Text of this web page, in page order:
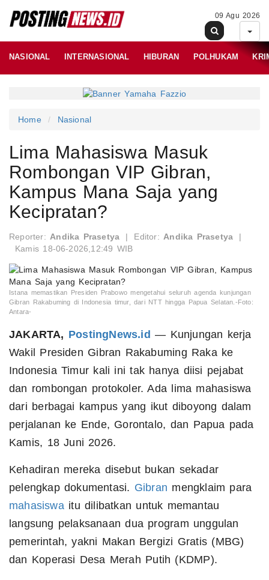
09 Agu 2026
NASIONAL INTERNASIONAL HIBURAN POLHUKAM
Home Nasional
Lima Mahasiswa Masuk
Rombongan VIP Gibran,
Kampus Mana Saja yang
Kecipratan?
Reporter:Andika Prasetya | Editor:Andika Prasetya
|
Kamis 18-06-2026,12:49 WIB
Istana memastikan Presiden Prabowo mengetahui seluruh agenda kunjungan
Gibran Rakabuming di Indonesia timur, dari NTT hingga Papua Selatan.-Foto:
Antara-
JAKARTA, PostingNews.id — Kunjungan kerja
Wakil Presiden Gibran Rakabuming Raka ke
Indonesia Timur kali ini tak hanya diisi pejabat
dan rombongan protokoler. Ada lima mahasiswa
dari berbagai kampus yang ikut diboyong dalam
perjalanan ke Ende, Gorontalo, dan Papua pada
Kamis, 18 Juni 2026.
Kehadiran mereka disebut bukan sekadar
pelengkap dokumentasi. Gibran mengklaim para
mahasiswaitu dilibatkan untuk memantau
langsung pelaksanaan dua program unggulan
pemerintah, yakni Makan Bergizi Gratis (MBG)
dan Koperasi Desa Merah Putih (KDMP).